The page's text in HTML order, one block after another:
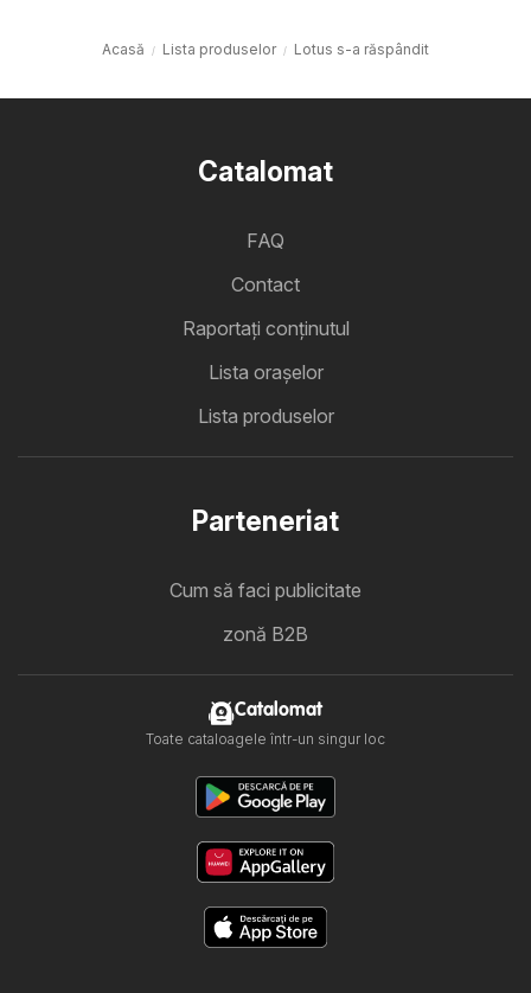
Acasă Lista produselor Lotus s-a răspândit
Catalomat
FAQ
Contact
Raportați conținutul
Lista oraşelor
Lista produselor
Parteneriat
Cum să faci publicitate
zonă B2B
Catalomat
Toate cataloagele într-un singur loc